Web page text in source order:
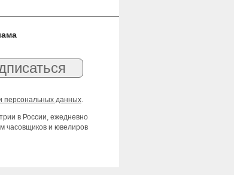
персональных данных.
в России, ежедневно
часовщиков и ювелиров